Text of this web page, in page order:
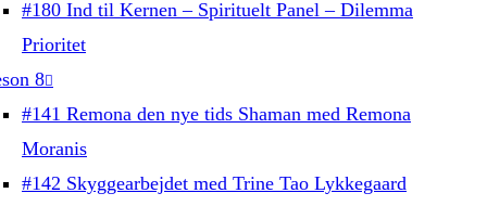
#180 Ind til Kernen – Spirituelt Panel – Dilemma
Prioritet
8
#141 Remona den nye tids Shaman med Remona
Moranis
#142 Skyggearbejdet med Trine Tao Lykkegaard